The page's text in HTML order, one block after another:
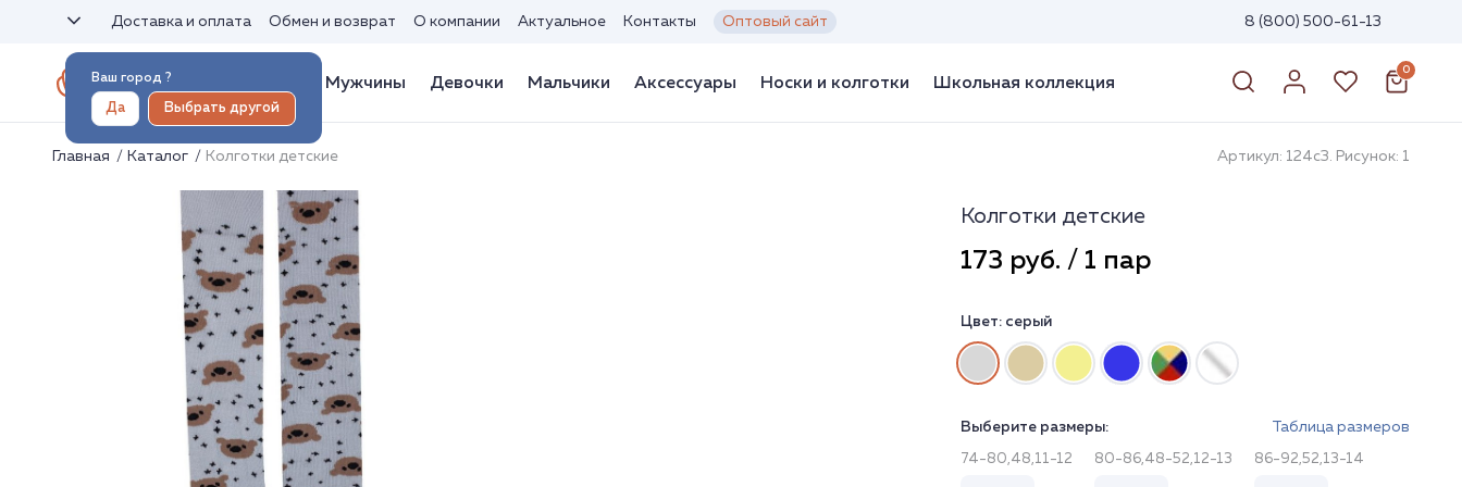
Ваш город ?
Да Выбрать другой
Доставка и оплата Обмен и возврат О компании Актуальное Контакты Оптовый сайт 8 (800) 500-61-13
Мужчины Девочки Мальчики Аксессуары Носки и колготки Школьная коллекция
0
Главная Каталог Колготки детские Артикул: 124с3. Рисунок: 1
Колготки детские
173 руб. / 1 пар
Цвет: серый
Выберите размеры: Таблица размеров
74-80,48,11-12 80-86,48-52,12-13 86-92,52,13-14